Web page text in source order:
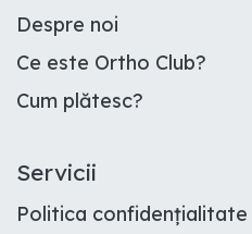
Despre noi
Ce este Ortho Club?
Cum plătesc?
Servicii
Politica confidențialitate